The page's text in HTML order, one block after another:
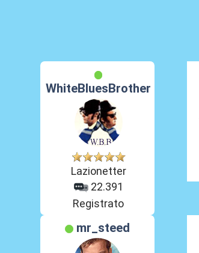
WhiteBluesBrother
Lazionetter
22.391
Registrato
mr_steed